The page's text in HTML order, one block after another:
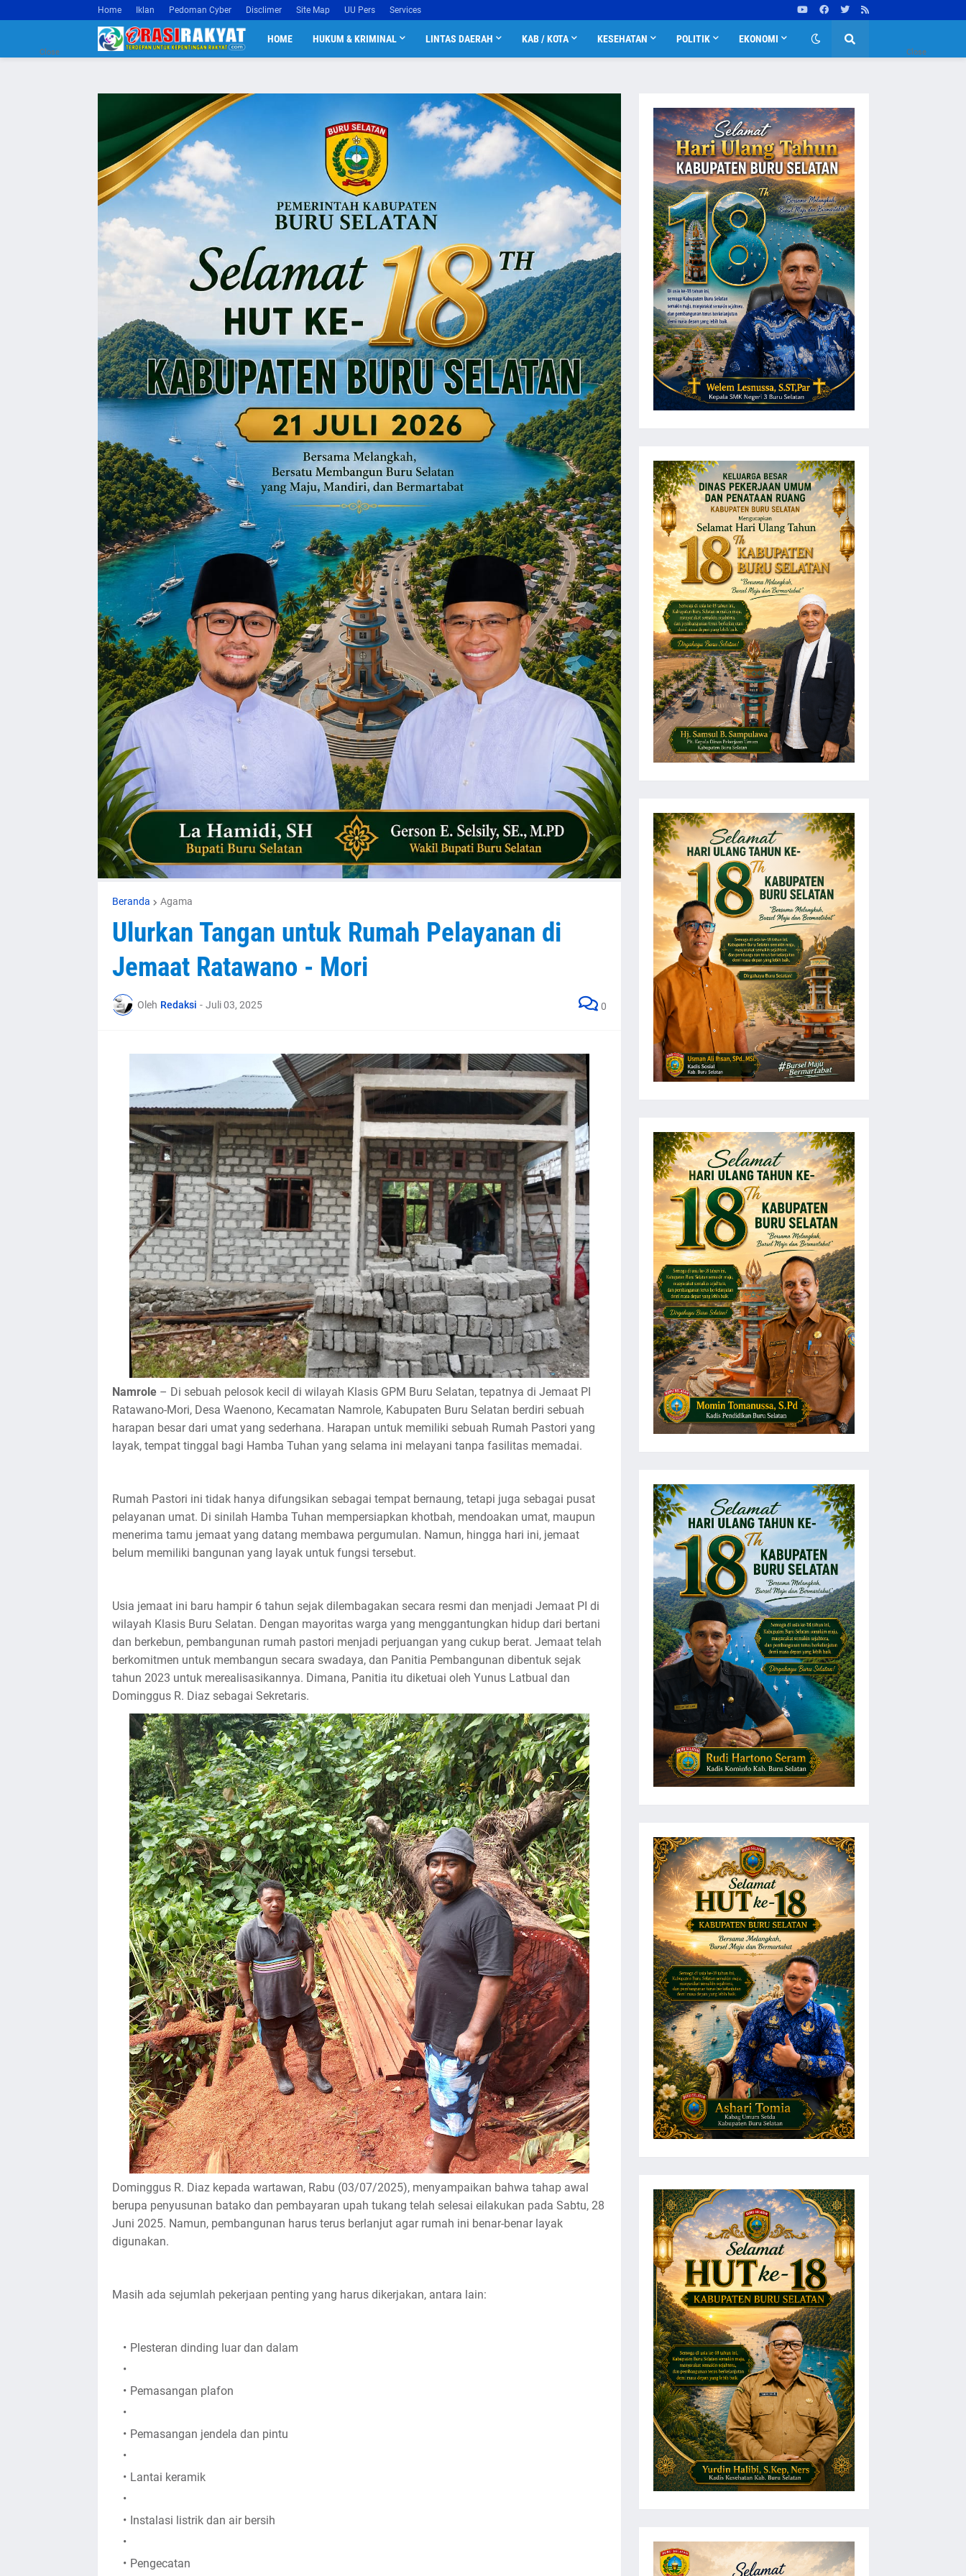
Close Close
Home Iklan Pedoman Cyber Disclimer Site Map UU Pers Services
HOME HUKUM & KRIMINAL LINTAS DAERAH KAB / KOTA KESEHATAN POLITIK EKONOMI
Beranda Agama
Ulurkan Tangan untuk Rumah Pelayanan di
Jemaat Ratawano - Mori
Oleh Redaksi - Juli 03, 2025 0
Namrole– Di sebuah pelosok kecil di wilayah Klasis GPM Buru Selatan, tepatnya di Jemaat PI
Ratawano-Mori, Desa Waenono, Kecamatan Namrole, Kabupaten Buru Selatan berdiri sebuah
harapan besar dari umat yang sederhana. Harapan untuk memiliki sebuah Rumah Pastori yang
layak, tempat tinggal bagi Hamba Tuhan yang selama ini melayani tanpa fasilitas memadai.
Rumah Pastori ini tidak hanya difungsikan sebagai tempat bernaung, tetapi juga sebagai pusat
pelayanan umat. Di sinilah Hamba Tuhan mempersiapkan khotbah, mendoakan umat, maupun
menerima tamu jemaat yang datang membawa pergumulan. Namun, hingga hari ini, jemaat
belum memiliki bangunan yang layak untuk fungsi tersebut.
Usia jemaat ini baru hampir 6 tahun sejak dilembagakan secara resmi dan menjadi Jemaat PI di
wilayah Klasis Buru Selatan. Dengan mayoritas warga yang menggantungkan hidup dari bertani
dan berkebun, pembangunan rumah pastori menjadi perjuangan yang cukup berat. Jemaat telah
berkomitmen untuk membangun secara swadaya, dan Panitia Pembangunan dibentuk sejak
tahun 2023 untuk merealisasikannya. Dimana, Panitia itu diketuai oleh Yunus Latbual dan
Dominggus R. Diaz sebagai Sekretaris.
Dominggus R. Diaz kepada wartawan, Rabu (03/07/2025), menyampaikan bahwa tahap awal
berupa penyusunan batako dan pembayaran upah tukang telah selesai eilakukan pada Sabtu, 28
Juni 2025. Namun, pembangunan harus terus berlanjut agar rumah ini benar-benar layak
digunakan.
Masih ada sejumlah pekerjaan penting yang harus dikerjakan, antara lain:
Plesteran dinding luar dan dalam
Pemasangan plafon
Pemasangan jendela dan pintu
Lantai keramik
Instalasi listrik dan air bersih
Pengecatan